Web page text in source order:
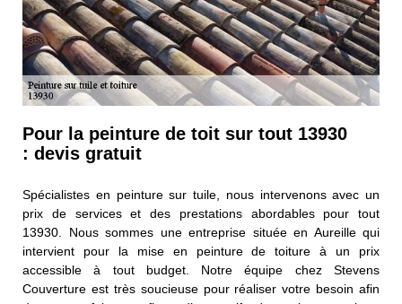
Pour la peinture de toit sur tout 13930
: devis gratuit
Spécialistes en peinture sur tuile, nous intervenons avec un
prix de services et des prestations abordables pour tout
13930. Nous sommes une entreprise située en Aureille qui
intervient pour la mise en peinture de toiture à un prix
accessible à tout budget. Notre équipe chez Stevens
Couverture est très soucieuse pour réaliser votre besoin afin